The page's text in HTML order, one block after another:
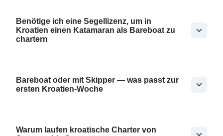
Benötige ich eine Segellizenz, um in
Kroatien einen Katamaran als Bareboat zu
chartern
Bareboat oder mit Skipper — was passt zur
ersten Kroatien-Woche
Warum laufen kroatische Charter von